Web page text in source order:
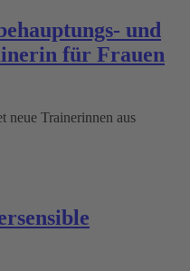
und
für Frauen
neue Trainerinnen aus